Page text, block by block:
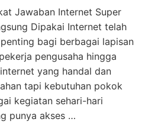
Jawaban Internet Super
Dipakai Internet telah
bagi berbagai lapisan
pengusaha hingga
yang handal dan
tapi kebutuhan pokok
kegiatan sehari-hari
punya akses …